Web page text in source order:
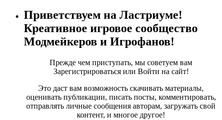
Приветствуем на Ластриуме!
Креативное игровое сообщество
Модмейкеров и Игрофанов!
Прежде чем приступать, мы советуем вам
Зарегистрироваться или Войти на сайт!
Это даст вам возможность скачивать материалы,
оценивать публикации, писать посты, комментировать,
отправлять личные сообщения авторам, загружать свой
контент, и многое другое!